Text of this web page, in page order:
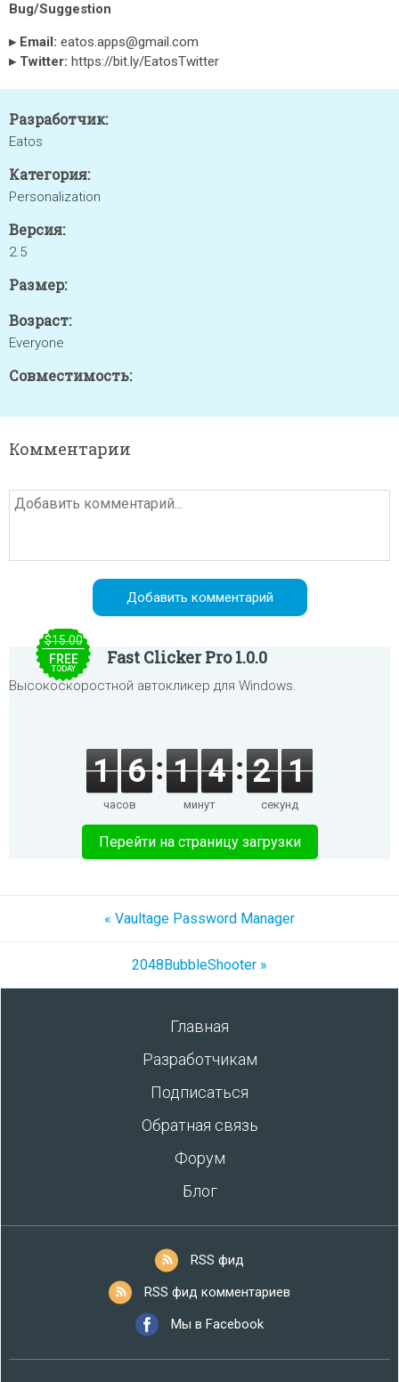
Bug/Suggestion
▸ Email: eatos.apps@gmail.com
▸ Twitter: https://bit.ly/EatosTwitter
Разработчик:
Eatos
Категория:
Personalization
Версия:
2.5
Размер:
Возраст:
Everyone
Совместимость:
Комментарии
$15.00
FREE
TODAY
Fast Clicker Pro 1.0.0
Высокоскоростной автокликер для Windows.
1 6
часов
1 4
минут
2 1
секунд
Перейти на страницу загрузки
« Vaultage Password Manager
2048BubbleShooter »
Главная
Разработчикам
Подписаться
Обратная связь
Форум
Блог
RSS фид
RSS фид комментариев
Мы в Facebook